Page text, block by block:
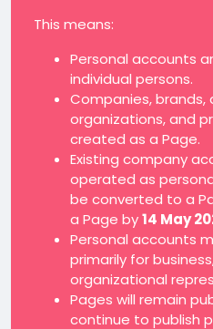
This means:
Personal accounts
individual persons.
Companies, brands,
organizations, and
created as a Page.
Existing company
operated as
be converted to a
a Page by14 May
Personal accounts
primarily for
organizational
Pages will remain
continue to publish